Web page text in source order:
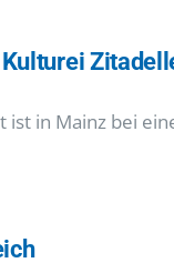
in Mainz bei